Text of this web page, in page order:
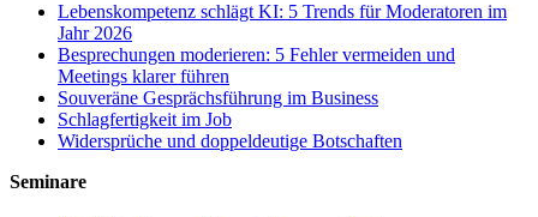
Lebenskompetenz schlägt KI: 5 Trends für Moderatoren im
Jahr 2026
Besprechungen moderieren: 5 Fehler vermeiden und
Meetings klarer führen
Souveräne Gesprächsführung im Business
Schlagfertigkeit im Job
Widersprüche und doppeldeutige Botschaften
Seminare